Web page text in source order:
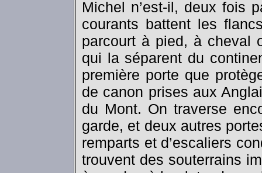
Michel n’est-il, deux fois
courants battent les
parcourt à pied, à cheval
qui la séparent du
première porte que
de canon prises aux
du Mont. On traverse
garde, et deux autres
remparts et d’escaliers
trouvent des souterrains